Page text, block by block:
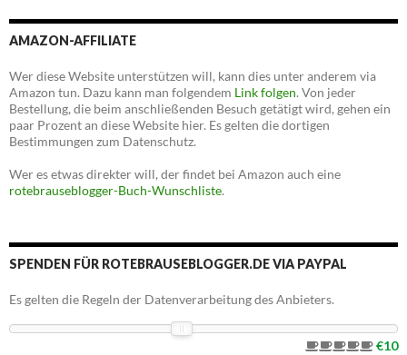
AMAZON-AFFILIATE
Wer diese Website unterstützen will, kann dies unter anderem via
Amazon tun. Dazu kann man folgendem Link folgen. Von jeder
Bestellung, die beim anschließenden Besuch getätigt wird, gehen ein
paar Prozent an diese Website hier. Es gelten die dortigen
Bestimmungen zum Datenschutz.
Wer es etwas direkter will, der findet bei Amazon auch eine
rotebrauseblogger-Buch-Wunschliste.
SPENDEN FÜR ROTEBRAUSEBLOGGER.DE VIA PAYPAL
Es gelten die Regeln der Datenverarbeitung des Anbieters.
€10